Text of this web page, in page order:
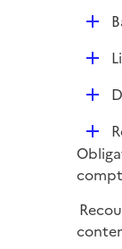
i
r
i
e
D
r
D
i
e
r
D
l
i
r
D
é
p
i
e